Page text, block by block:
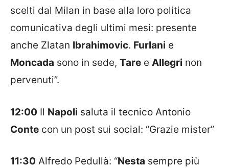
scelti dal Milan in base alla loro politica
comunicativa degli ultimi mesi: presente
anche Zlatan Ibrahimovic. Furlani e
Moncada sono in sede, Tare e Allegri non
pervenuti”.
12:00 Il Napoli saluta il tecnico Antonio
Conte con un post sui social: “Grazie mister”
11:30 Alfredo Pedullà: “Nesta sempre più